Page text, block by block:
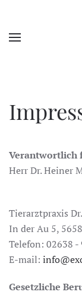
Verantwortlich
Herr Dr. Heiner
Tierarztpraxis
In der Au 5,
Telefon: 02638
E-mail:
Gesetzliche